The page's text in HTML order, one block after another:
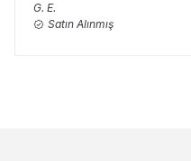
G. E.
Satın Alınmış